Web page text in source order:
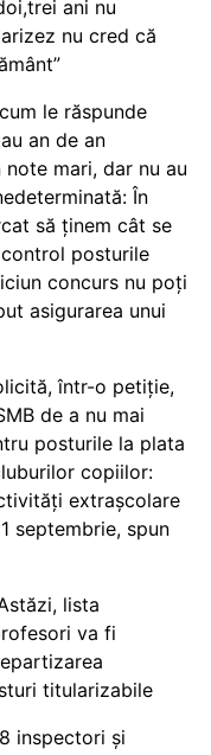
ani nu
nu cred că
le răspunde
an de an
mari, dar nu au
În
să ținem cât se
posturile
concurs nu poți
asigurarea unui
într-o petiție,
de a nu mai
posturile la plata
copiilor:
extrașcolare
septembrie, spun
lista
va fi
titularizabile
inspectori și